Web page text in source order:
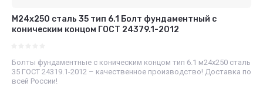
М24х250 сталь 35 тип 6.1 Болт фундаментный с
коническим концом ГОСТ 24379.1-2012
Болты фундаментные с коническим концом тип 6.1 м24х250 сталь
35 ГОСТ 24319.1-2012 – качественное производство! Доставка по
всей России!